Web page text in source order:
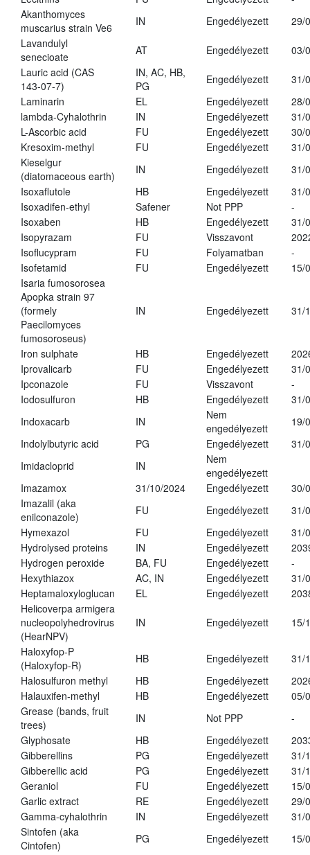
Akanthomyces
muscarius strain Ve6
IN Engedélyezett
29/
Lavandulyl
senecioate
AT Engedélyezett
03/
Lauric acid (CAS
143-07-7)
IN, AC, HB,
PG
Engedélyezett
31/
Laminarin
EL Engedélyezett
28/
lambda-Cyhalothrin
IN Engedélyezett
31/
L-Ascorbic acid
FU Engedélyezett
30/
Kresoxim-methyl
FU Engedélyezett
31/
Kieselgur
(diatomaceous earth)
IN Engedélyezett
31/
Isoxaflutole
HB Engedélyezett
31/
Isoxadifen-ethyl
Safener Not PPP
-
Isoxaben
HB Engedélyezett
31/
Isopyrazam
FU Visszavont
Isoflucypram
FU Folyamatban
-
Isofetamid
FU Engedélyezett
15/
Isaria fumosorosea
Apopka strain 97
(formely
Paecilomyces
fumosoroseus)
IN Engedélyezett 31/
Iron sulphate HB Engedélyezett
Iprovalicarb
FU Engedélyezett
31/
Ipconazole
FU Visszavont
-
Iodosulfuron
HB Engedélyezett
31/
Indoxacarb
IN
Nem
engedélyezett
19/
Indolylbutyric acid
PG Engedélyezett
31/
Imidacloprid
IN
Nem
engedélyezett
Imazamox
31/10/2024 Engedélyezett
30/
Imazalil (aka
enilconazole)
FU Engedélyezett
31/
Hymexazol
FU Engedélyezett
31/
Hydrolysed proteins
IN Engedélyezett
Hydrogen peroxide
BA, FU Engedélyezett
-
Hexythiazox
AC, IN Engedélyezett
31/
Heptamaloxyloglucan
EL Engedélyezett
Helicoverpa armigera
nucleopolyhedrovirus
(HearNPV)
IN Engedélyezett 15/
Haloxyfop-P
(Haloxyfop-R)
HB Engedélyezett
31/
Halosulfuron methyl
HB Engedélyezett
Halauxifen-methyl
HB Engedélyezett
05/
Grease (bands, fruit
trees)
IN Not PPP
-
Glyphosate
HB Engedélyezett
Gibberellins
PG Engedélyezett
31/
Gibberellic acid
PG Engedélyezett
31/
Geraniol
FU Engedélyezett
15/
Garlic extract
RE Engedélyezett
29/
Gamma-cyhalothrin
IN Engedélyezett
31/
Sintofen (aka
Cintofen)
PG Engedélyezett
15/